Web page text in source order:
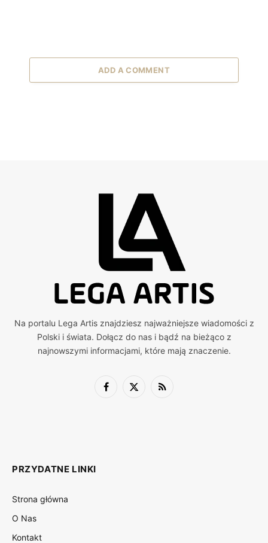
ADD A COMMENT
Na portalu Lega Artis znajdziesz najważniejsze wiadomości z
Polski i świata. Dołącz do nas i bądź na bieżąco z
najnowszymi informacjami, które mają znaczenie.
Facebook
X
RSS
PRZYDATNE LINKI
Strona główna
O Nas
Kontakt